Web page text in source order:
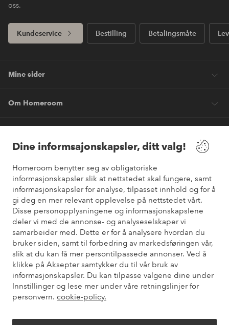
Dine informsajonskapsler, ditt valg!
Homeroom benytter seg av obligatoriske
informasjonskapsler slik at nettstedet skal fungere, samt
informasjonskapsler for analyse, tilpasset innhold og for å
gi deg en mer relevant opplevelse på nettstedet vårt.
Disse personopplysningene og informasjonskapslene
deler vi med de annonse- og analyseselskaper vi
samarbeider med. Dette er for å analysere hvordan du
bruker siden, samt til forbedring av markedsføringen vår,
slik at du kan få mer persontilpassede annonser. Ved å
klikke på Aksepter samtykker du til vår bruk av
informasjonskapsler. Du kan tilpasse valgene dine under
Innstillinger og lese mer under våre retningslinjer for
personvern. cookie-policy.
oss.
Kundeservice Bestilling Betalingsmåte
Mine sider
Om Homeroom
Venner
Sikre betalinger
Vil du vite mer om våre betalingsalternativer?
elpy